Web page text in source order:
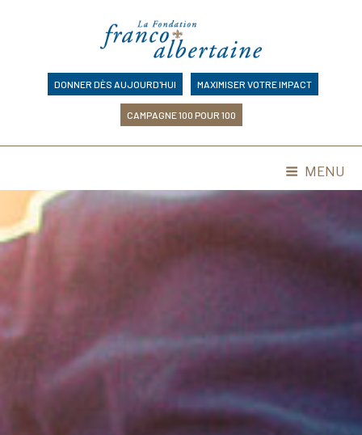
DONNER DÈS AUJOURD'HUI MAXIMISER VOTRE IMPACT
CAMPAGNE 100 POUR 100
MENU